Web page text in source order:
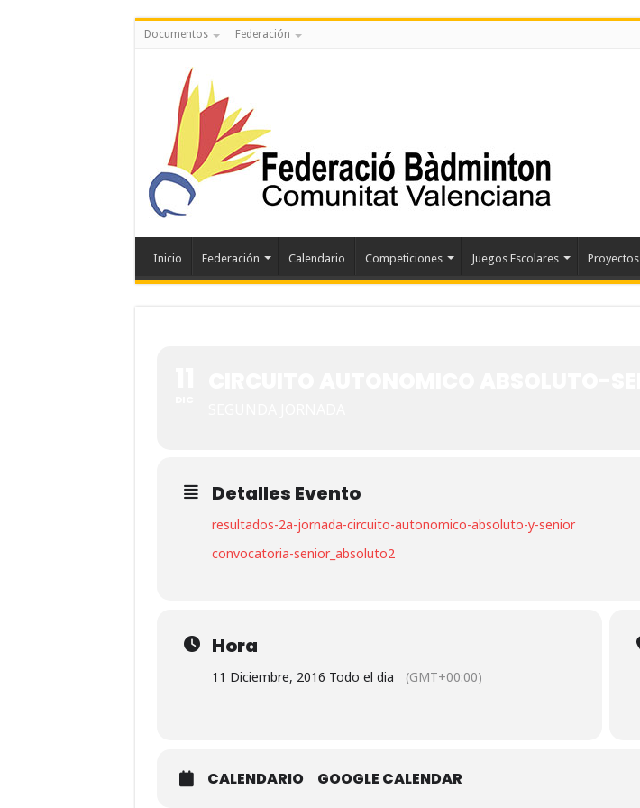
Documentos Federación
Inicio Federación Calendario Competiciones Juegos Escolares Proyectos
Detalles Evento
resultados-2a-jornada-circuito-autonomico-absoluto-y-senior
convocatoria-senior_absoluto2
Hora
11 Diciembre, 2016 Todo el dia (GMT+00:00)
CALENDARIO GOOGLE CALENDAR